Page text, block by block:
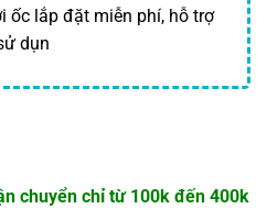
ốc lắp đặt miễn phí, hỗ trợ
dụn
chuyển chỉ từ 100k đến 400k